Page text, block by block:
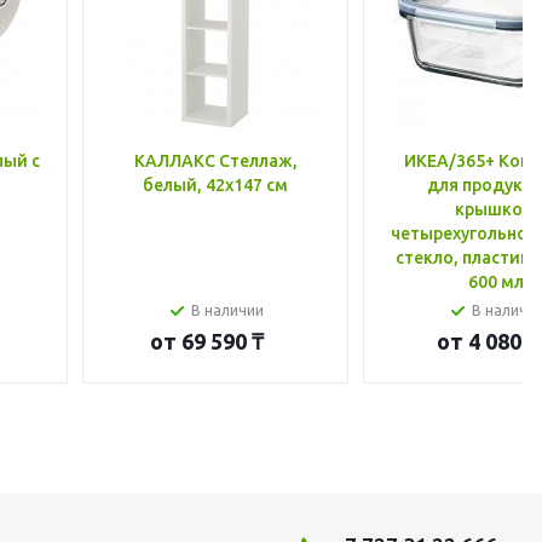
с
КАЛЛАКС Стеллаж,
белый, 42x147 см
В наличии
от 69 590 ₸
ИКЕА/365+
для
крышкой,
стекло, пластик
600 мл
В
от 4 080 ₸